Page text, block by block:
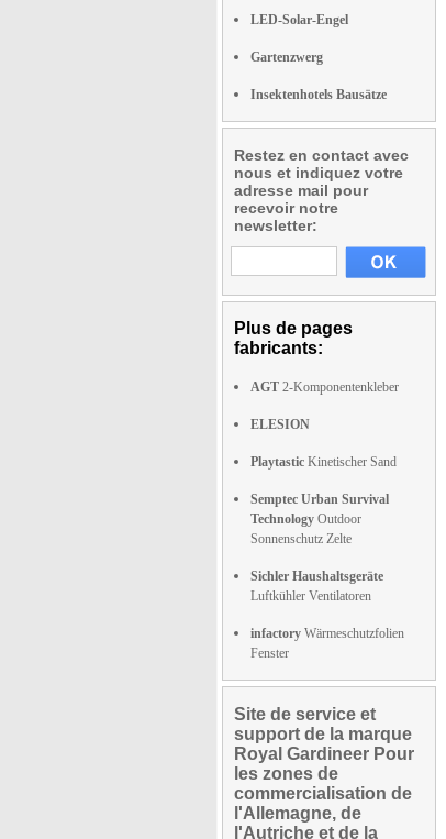
LED-Solar-Engel
Gartenzwerg
Insektenhotels Bausätze
Restez en contact avec
nous et indiquez votre
adresse mail pour
recevoir notre
newsletter:
Plus de pages
fabricants:
AGT 2-Komponentenkleber
ELESION
Playtastic Kinetischer Sand
Semptec Urban Survival
Technology Outdoor
Sonnenschutz Zelte
Sichler Haushaltsgeräte
Luftkühler Ventilatoren
infactory Wärmeschutzfolien
Fenster
Site de service et
support de la marque
Royal Gardineer Pour
les zones de
commercialisation de
l'Allemagne, de
l'Autriche et de la